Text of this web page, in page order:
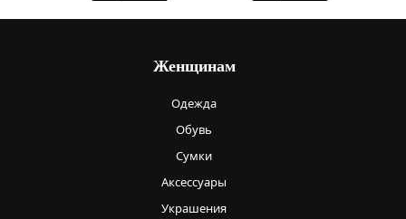
Женщинам
Одежда
Обувь
Сумки
Аксессуары
Украшения